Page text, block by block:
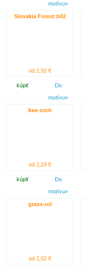
motívu»
Slovakia Forest b02
od 2,92 €
kúpiť
Do
motívu»
bee-otch
od 2,29 €
kúpiť
Do
motívu»
grass-rol
od 2,02 €